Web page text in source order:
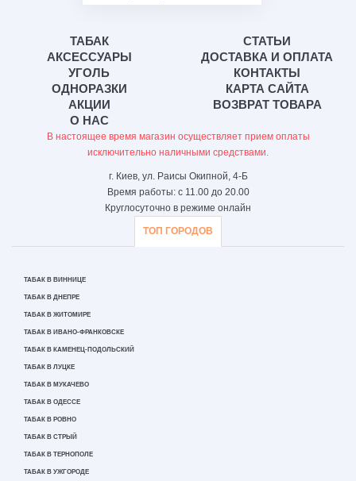
ТАБАК
АКСЕССУАРЫ
УГОЛЬ
ОДНОРАЗКИ
АКЦИИ
О НАС
СТАТЬИ
ДОСТАВКА И ОПЛАТА
КОНТАКТЫ
КАРТА САЙТА
ВОЗВРАТ ТОВАРА
В настоящее время магазин осуществляет прием оплаты
исключительно наличными средствами.
г. Киев, ул. Раисы Окипной, 4-Б
Время работы: с 11.00 до 20.00
Круглосуточно в режиме онлайн
ТОП ГОРОДОВ
ТАБАК В ВИННИЦЕ
ТАБАК В ДНЕПРЕ
ТАБАК В ЖИТОМИРЕ
ТАБАК В ИВАНО-ФРАНКОВСКЕ
ТАБАК В КАМЕНЕЦ-ПОДОЛЬСКИЙ
ТАБАК В ЛУЦКЕ
ТАБАК В МУКАЧЕВО
ТАБАК В ОДЕССЕ
ТАБАК В РОВНО
ТАБАК В СТРЫЙ
ТАБАК В ТЕРНОПОЛЕ
ТАБАК В УЖГОРОДЕ